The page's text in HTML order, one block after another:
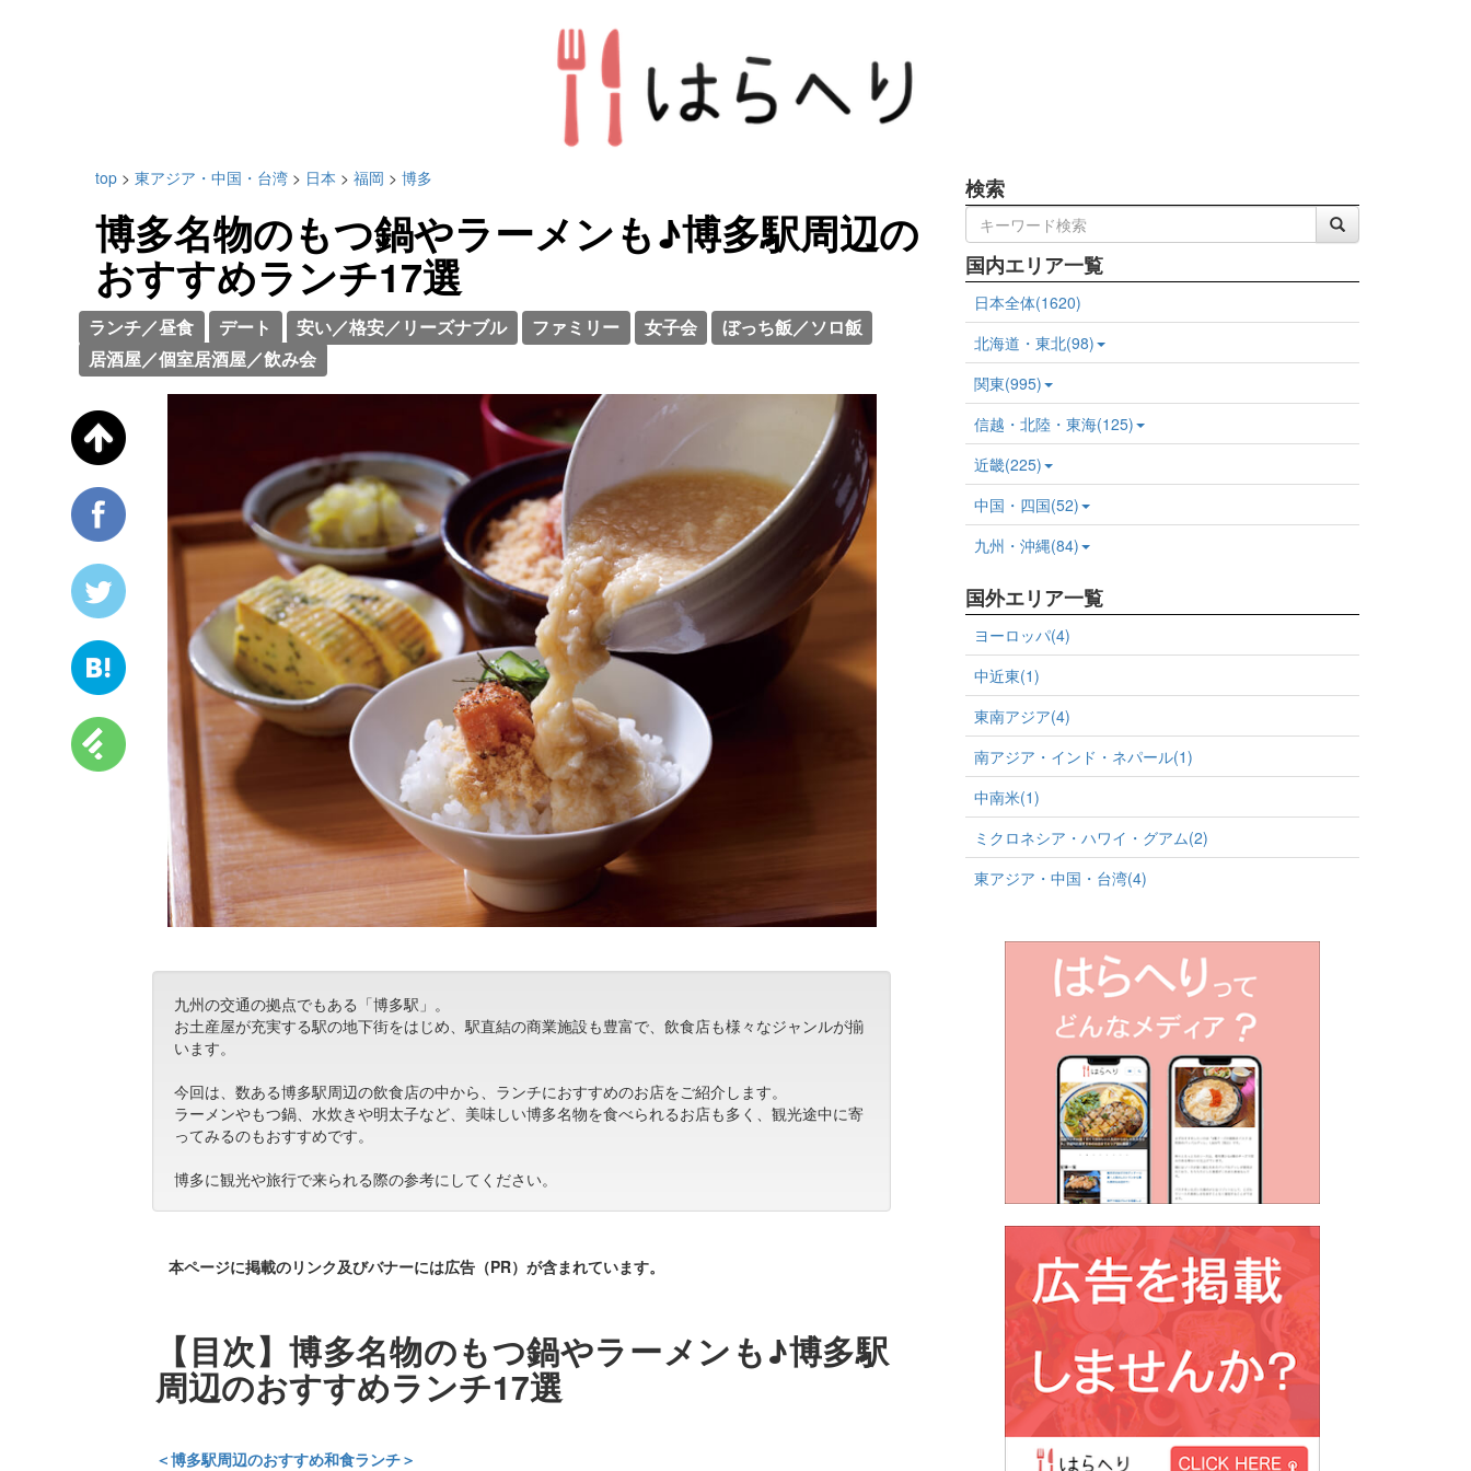
top > 東アジア・中国・台湾 > 日本 > 福岡 > 博多
博多名物のもつ鍋やラーメンも♪博多駅周辺の
おすすめランチ17選
ランチ／昼食 デート 安い／格安／リーズナブル ファミリー 女子会
ぼっち飯／ソロ飯
居酒屋／個室居酒屋／飲み会
九州の交通の拠点でもある「博多駅」。
お土産屋が充実する駅の地下街をはじめ、駅直結の商業施設も豊富で、飲食店も様々なジャンルが揃
います。
今回は、数ある博多駅周辺の飲食店の中から、ランチにおすすめのお店をご紹介します。
ラーメンやもつ鍋、水炊きや明太子など、美味しい博多名物を食べられるお店も多く、観光途中に寄
ってみるのもおすすめです。
博多に観光や旅行で来られる際の参考にしてください。
本ページに掲載のリンク及びバナーには広告（PR）が含まれています。
【目次】博多名物のもつ鍋やラーメンも♪博多駅
周辺のおすすめランチ17選
＜博多駅周辺のおすすめ和食ランチ＞
検索
国内エリア一覧
日本全体(1620)
北海道・東北(98)
関東(995)
信越・北陸・東海(125)
近畿(225)
中国・四国(52)
九州・沖縄(84)
国外エリア一覧
ヨーロッパ(4)
中近東(1)
東南アジア(4)
南アジア・インド・ネパール(1)
中南米(1)
ミクロネシア・ハワイ・グアム(2)
東アジア・中国・台湾(4)